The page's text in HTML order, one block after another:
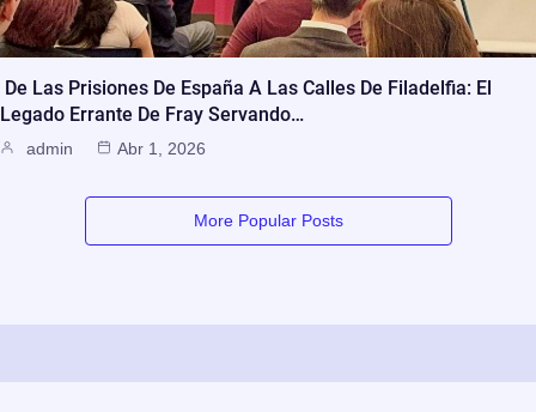
De Las Prisiones De España A Las Calles De Filadelfia: El
Legado Errante De Fray Servando…
admin Abr 1, 2026
More Popular Posts